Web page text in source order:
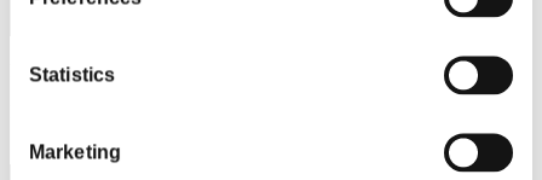
Statistics
Marketing
Puntos: -